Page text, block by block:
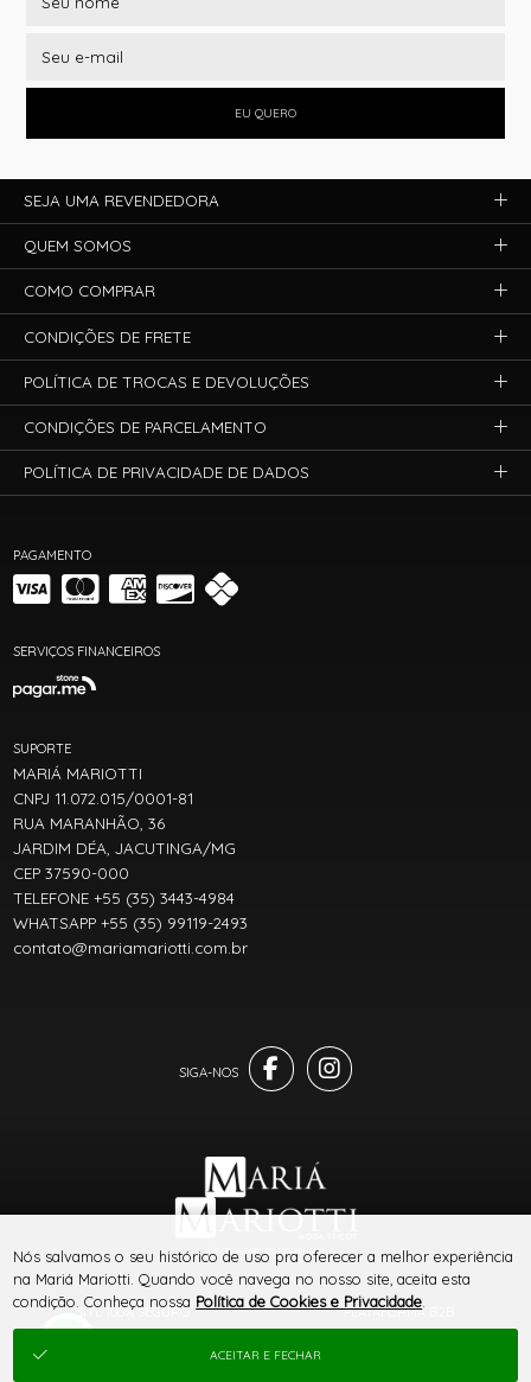
EU QUERO
PAGAMENTO
SERVIÇOS FINANCEIROS
SITE 100% SEGURO PLATAFORMA B2B
SUPORTE
MARIÁ MARIOTTI
CNPJ 11.072.015/0001-81
RUA MARANHÃO, 36
JARDIM DÉA, JACUTINGA/MG
CEP 37590-000
TELEFONE +55 (35) 3443-4984
WHATSAPP +55 (35) 99119-2493
contato@mariamariotti.com.br
SEJA UMA REVENDEDORA
QUEM SOMOS
COMO COMPRAR
CONDIÇÕES DE FRETE
POLÍTICA DE TROCAS E DEVOLUÇÕES
CONDIÇÕES DE PARCELAMENTO
POLÍTICA DE PRIVACIDADE DE DADOS
® TODOS DIREITOS RESERVADOS
Nós salvamos o seu histórico de uso pra oferecer a melhor experiência
na Mariá Mariotti. Quando você navega no nosso site, aceita esta
condição. Conheça nossa Política de Cookies e Privacidade
ACEITAR E FECHAR